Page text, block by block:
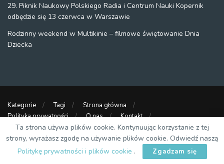
29. Piknik Naukowy Polskiego Radia i Centrum Nauki Kopernik
odbędzie się 13 czerwca w Warszawie
Rodzinny weekend w Multikinie – filmowe świętowanie Dnia
Dziecka
Kategorie Tagi
Strona główna
Polityka prywatności
O nas
Kontakt
Strony partnerskie
DZIECKO W WARSZAWIE
Ta strona używa plików cookie. Kontynuując korzystanie z tej
strony, wyrażasz zgodę na używanie plików cookie. Odwiedź naszą
Politykę prywatności i plików cookie . Zgadzam się